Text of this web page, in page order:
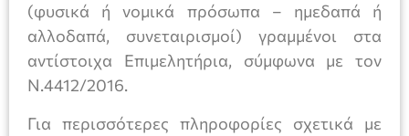
(φυσικά ή νομικά πρόσωπα – ημεδαπά ή
αλλοδαπά, συνεταιρισμοί) γραμμένοι στα
αντίστοιχα Επιμελητήρια, σύμφωνα με τον
Ν.4412/2016.
Για περισσότερες πληροφορίες σχετικά με